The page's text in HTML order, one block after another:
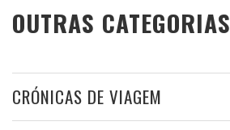
OUTRAS CATEGORIAS
CRÓNICAS DE VIAGEM